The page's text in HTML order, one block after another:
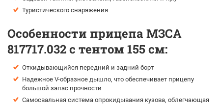
Туристического снаряжения
Особенности прицепа МЗСА
817717.032 с тентом 155 см:
Откидывающийся передний и задний борт
Надежное V-образное дышло, что обеспечивает прицепу
большой запас прочности
Самосвальная система опрокидывания кузова, облегчающая